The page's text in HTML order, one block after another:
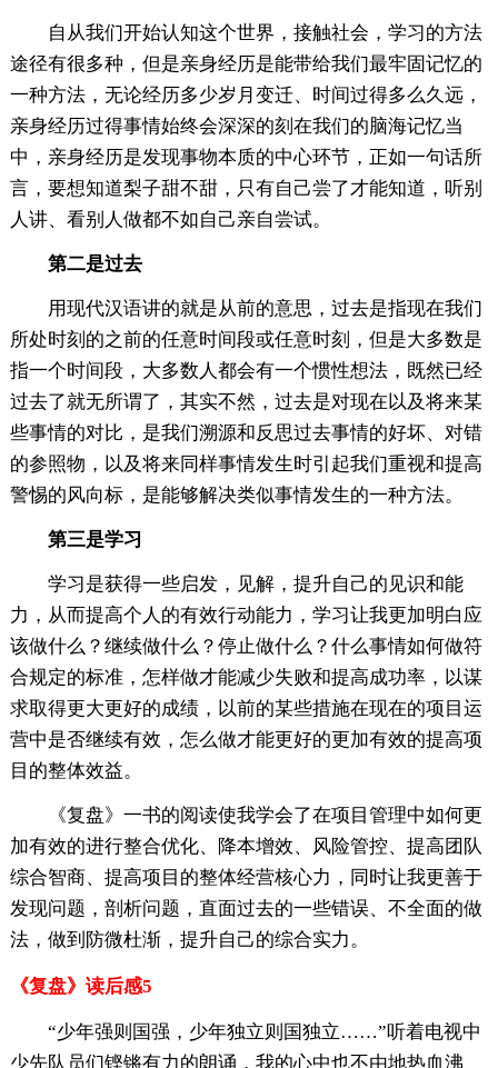
自从我们开始认知这个世界，接触社会，学习的方法
途径有很多种，但是亲身经历是能带给我们最牢固记忆的
一种方法，无论经历多少岁月变迁、时间过得多么久远，
亲身经历过得事情始终会深深的刻在我们的脑海记忆当
中，亲身经历是发现事物本质的中心环节，正如一句话所
言，要想知道梨子甜不甜，只有自己尝了才能知道，听别
人讲、看别人做都不如自己亲自尝试。
第二是过去
用现代汉语讲的就是从前的意思，过去是指现在我们
所处时刻的之前的任意时间段或任意时刻，但是大多数是
指一个时间段，大多数人都会有一个惯性想法，既然已经
过去了就无所谓了，其实不然，过去是对现在以及将来某
些事情的对比，是我们溯源和反思过去事情的好坏、对错
的参照物，以及将来同样事情发生时引起我们重视和提高
警惕的风向标，是能够解决类似事情发生的一种方法。
第三是学习
学习是获得一些启发，见解，提升自己的见识和能
力，从而提高个人的有效行动能力，学习让我更加明白应
该做什么？继续做什么？停止做什么？什么事情如何做符
合规定的标准，怎样做才能减少失败和提高成功率，以谋
求取得更大更好的成绩，以前的某些措施在现在的项目运
营中是否继续有效，怎么做才能更好的更加有效的提高项
目的整体效益。
《复盘》一书的阅读使我学会了在项目管理中如何更
加有效的进行整合优化、降本增效、风险管控、提高团队
综合智商、提高项目的整体经营核心力，同时让我更善于
发现问题，剖析问题，直面过去的一些错误、不全面的做
法，做到防微杜渐，提升自己的综合实力。
《复盘》读后感5
“少年强则国强，少年独立则国独立……”听着电视中
少先队员们铿锵有力的朗诵，我的心中也不由地热血沸